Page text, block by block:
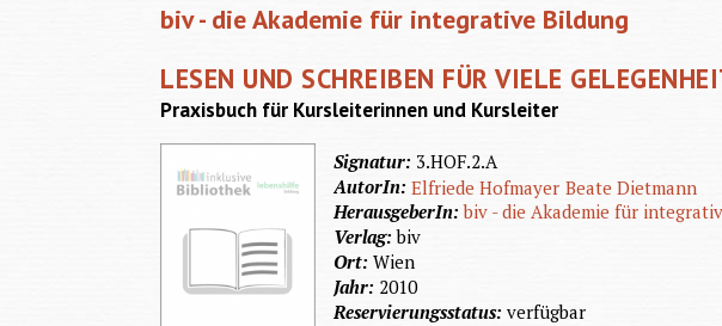
biv - die Akademie für integrative Bildung
LESEN UND SCHREIBEN FÜR VIELE
Praxisbuch für Kursleiterinnen und Kursleiter
Signatur: 3.HOF.2.A
AutorIn:Elfriede Hofmayer Beate Dietmann
HerausgeberIn:biv - die Akademie für
Verlag:biv
Ort:Wien
Jahr: 2010
Reservierungsstatus:verfügbar